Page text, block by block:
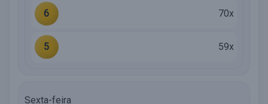
6 70x
5 59x
Sexta-feira